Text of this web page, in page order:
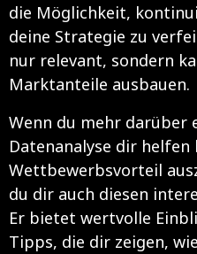
die Möglichkeit,
deine Strategie zu
nur relevant, sondern
Marktanteile ausbauen.
Wenn du mehr darüber
Datenanalyse dir helfen
Wettbewerbsvorteil
du dir auch diesen
Er bietet wertvolle
Tipps, die dir zeigen,